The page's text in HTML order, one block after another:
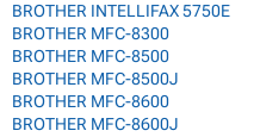
BROTHER INTELLIFAX 5750E
BROTHER MFC-8300
BROTHER MFC-8500
BROTHER MFC-8500J
BROTHER MFC-8600
BROTHER MFC-8600J